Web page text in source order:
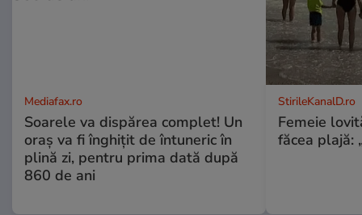
Mediafax.ro
Soarele va dispărea complet! Un
oraș va fi înghițit de întuneric în
plină zi, pentru prima dată după
860 de ani
StirileKanalD.ro
Femeie
făcea plajă: